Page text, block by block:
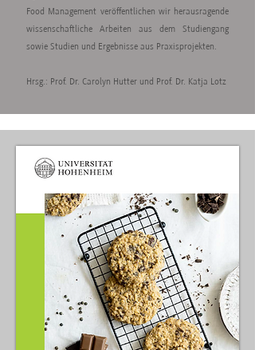
Food Management veröffentlichen wir herausragende
wissenschaftliche Arbeiten aus dem Studiengang
sowie Studien und Ergebnisse aus Praxisprojekten.
Hrsg.: Prof. Dr. Carolyn Hutter und Prof. Dr. Katja Lotz